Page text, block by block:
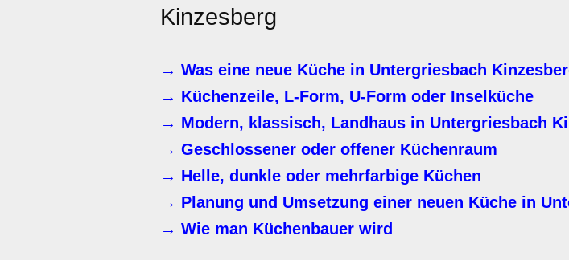
Kinzesberg
→ Was eine neue Küche in Untergriesbach
→ Küchenzeile, L-Form, U-Form oder Inselküche
→ Modern, klassisch, Landhaus in Untergriesbach
→ Geschlossener oder offener Küchenraum
→ Helle, dunkle oder mehrfarbige Küchen
→ Planung und Umsetzung einer neuen Küche in
→ Wie man Küchenbauer wird